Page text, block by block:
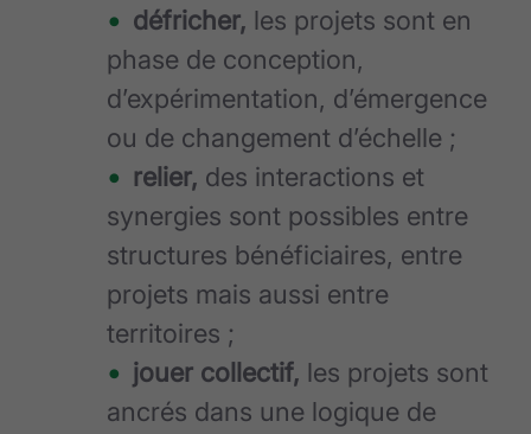
défricher, les projets sont en
phase de conception,
d’expérimentation, d’émergence
ou de changement d’échelle ;
relier, des interactions et
synergies sont possibles entre
structures bénéficiaires, entre
projets mais aussi entre
territoires ;
jouer collectif, les projets sont
ancrés dans une logique de